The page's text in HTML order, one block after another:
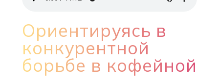
Ориентируясь в
конкурентной
борьбе в кофейной